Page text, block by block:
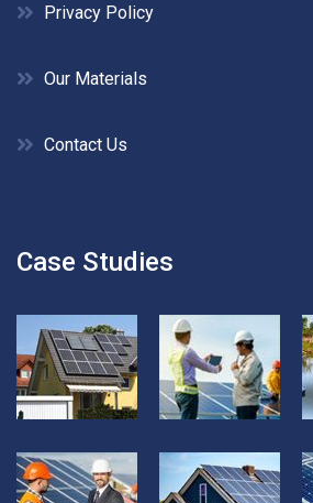
Privacy Policy
Our Materials
Contact Us
Case Studies